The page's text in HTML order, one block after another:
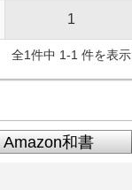
1
全1件中 1-1 件を表示